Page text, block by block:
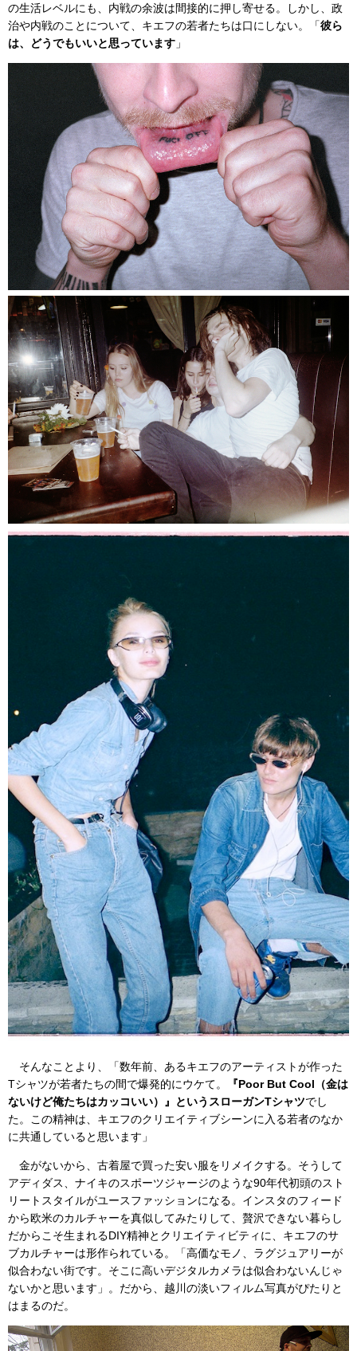
の生活レベルにも、内戦の余波は間接的に押し寄せる。しかし、政
治や内戦のことについて、キエフの若者たちは口にしない。「彼ら
は、どうでもいいと思っています 」
そんなことより、「数年前、あるキエフのアーティストが作った
Tシャツが若者たちの間で爆発的にウケて。
『Poor But Cool（金は
ないけど俺たちはカッコいい）』というスローガンTシャツでし
た。この精神は、キエフのクリエイティブシーンに入る若者のなか
に共通していると思います」
金がないから、古着屋で買った安い服をリメイクする。そうして
アディダス、ナイキのスポーツジャージのような90年代初頭のスト
リートスタイルがユースファッションになる。インスタのフィード
から欧米のカルチャーを真似してみたりして、贅沢できない暮らし
だからこそ生まれるDIY精神とクリエイティビティに、キエフのサ
ブカルチャーは形作られている。「高価なモノ、ラグジュアリーが
似合わない街です。そこに高いデジタルカメラは似合わないんじゃ
ないかと思います」。だから、越川の淡いフィルム写真がぴたりと
はまるのだ。